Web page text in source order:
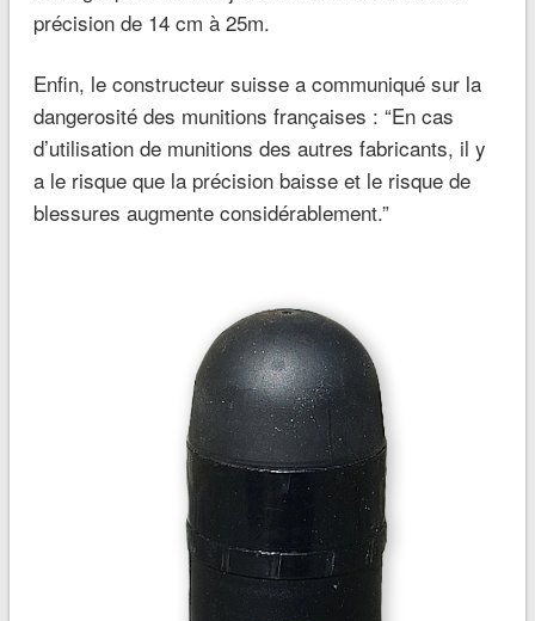
précision de 14 cm à 25m.
Enfin, le constructeur suisse a communiqué sur la
dangerosité des munitions françaises : “En cas
d’utilisation de munitions des autres fabricants, il y
a le risque que la précision baisse et le risque de
blessures augmente considérablement.”